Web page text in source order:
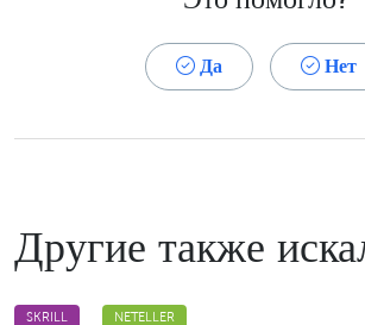
Да Нет
Другие также
SKRILL NETELLER